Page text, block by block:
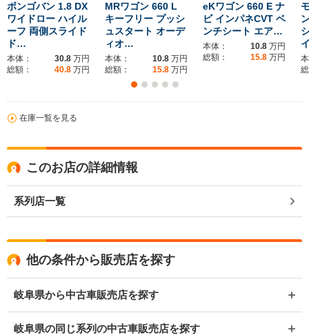
ボンゴバン 1.8 DX
ワイドロー ハイル
ーフ 両側スライド
ド…
本体： 30.8 万円
総額：
40.8 万円
MRワゴン 660 L
キーフリー プッシ
ュスタート オーデ
ィオ…
本体： 10.8 万円
総額：
15.8 万円
eKワゴン 660 E ナ
ビ インパネCVT ベ
ンチシート エア…
本体： 10.8 万円
総額：
15.8 万円
在庫一覧を見る
このお店の詳細情報
系列店一覧
他の条件から販売店を探す
岐阜県から中古車販売店を探す
岐阜県の同じ系列の中古車販売店を探す